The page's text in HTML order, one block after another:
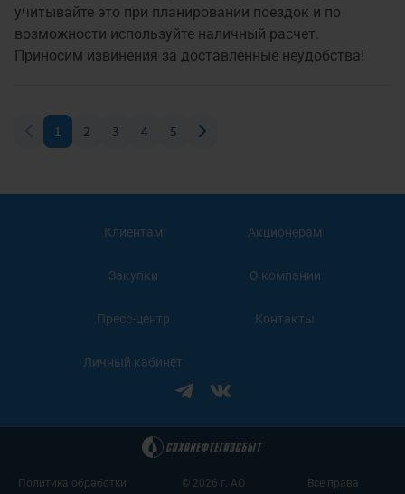
учитывайте это при планировании поездок и по
возможности используйте наличный расчет.
Приносим извинения за доставленные неудобства!
1 2 3 4 5
Клиентам Акционерам
Закупки О компании
Пресс-центр Контакты
Личный кабинет
Политика обработки
© 2026 г. АО
Все права